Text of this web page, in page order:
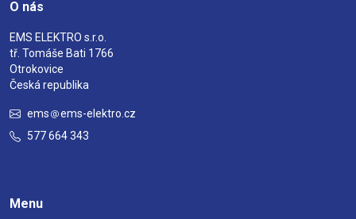
O nás
EMS ELEKTRO s.r.o.
tř. Tomáše Bati 1766
Otrokovice
Česká republika
ems
ems-elektro.cz
577 664 343
Menu